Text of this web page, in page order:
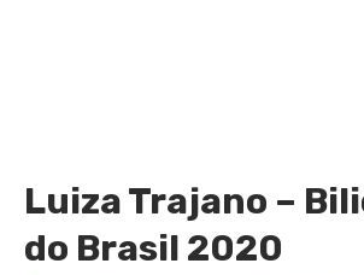
Luiza Trajano –
do Brasil 2020